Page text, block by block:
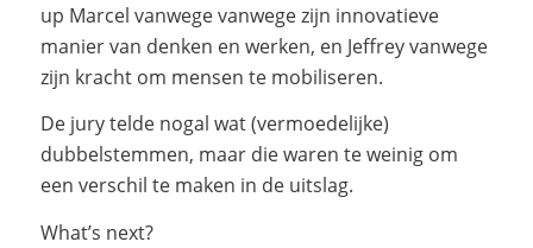
up Marcel vanwege vanwege zijn innovatieve
manier van denken en werken, en Jeffrey vanwege
zijn kracht om mensen te mobiliseren.
De jury telde nogal wat (vermoedelijke)
dubbelstemmen, maar die waren te weinig om
een verschil te maken in de uitslag.
What’s next?